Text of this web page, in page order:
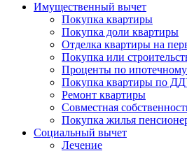
Имущественный вычет
Покупка квартиры
Покупка доли квартиры
Отделка квартиры на
Покупка или
Проценты по
Покупка квартиры по
Ремонт квартиры
Совместная
Покупка жилья
Социальный вычет
Лечение